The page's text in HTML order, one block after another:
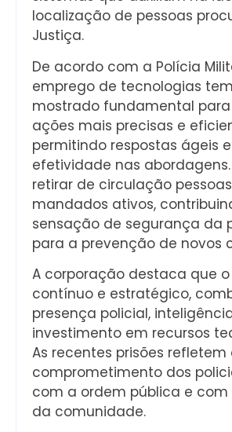
localização de pessoas
Justiça.
De acordo com a Polícia
emprego de tecnologias
mostrado fundamental
ações mais precisas e
permitindo respostas ágeis
efetividade nas
retirar de circulação
mandados ativos,
sensação de segurança da
para a prevenção de novos
A corporação destaca que
contínuo e estratégico,
presença policial,
investimento em recursos
As recentes prisões refletem
comprometimento dos
com a ordem pública e
da comunidade.